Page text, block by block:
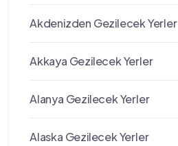
Akdenizden Gezilecek Yerler
Akkaya Gezilecek Yerler
Alanya Gezilecek Yerler
Alaska Gezilecek Yerler